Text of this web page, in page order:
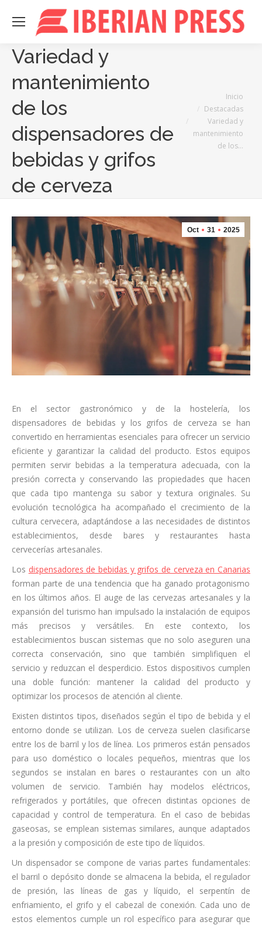
Variedad y
mantenimiento
de los
dispensadores de
bebidas y grifos
de cerveza
Inicio
Destacadas
Variedad y
mantenimiento
de los…
Oct 31 2025
En el sector gastronómico y de la hostelería, los
dispensadores de bebidas y los grifos de cerveza se han
convertido en herramientas esenciales para ofrecer un servicio
eficiente y garantizar la calidad del producto. Estos equipos
permiten servir bebidas a la temperatura adecuada, con la
presión correcta y conservando las propiedades que hacen
que cada tipo mantenga su sabor y textura originales. Su
evolución tecnológica ha acompañado el crecimiento de la
cultura cervecera, adaptándose a las necesidades de distintos
establecimientos, desde bares y restaurantes hasta
cervecerías artesanales.
Los dispensadores de bebidas y grifos de cerveza en Canarias
forman parte de una tendencia que ha ganado protagonismo
en los últimos años. El auge de las cervezas artesanales y la
expansión del turismo han impulsado la instalación de equipos
más precisos y versátiles. En este contexto, los
establecimientos buscan sistemas que no solo aseguren una
correcta conservación, sino que también simplifiquen el
servicio y reduzcan el desperdicio. Estos dispositivos cumplen
una doble función: mantener la calidad del producto y
optimizar los procesos de atención al cliente.
Existen distintos tipos, diseñados según el tipo de bebida y el
entorno donde se utilizan. Los de cerveza suelen clasificarse
entre los de barril y los de línea. Los primeros están pensados
para uso doméstico o locales pequeños, mientras que los
segundos se instalan en bares o restaurantes con un alto
volumen de servicio. También hay modelos eléctricos,
refrigerados y portátiles, que ofrecen distintas opciones de
capacidad y control de temperatura. En el caso de bebidas
gaseosas, se emplean sistemas similares, aunque adaptados
a la presión y composición de este tipo de líquidos.
Un dispensador se compone de varias partes fundamentales:
el barril o depósito donde se almacena la bebida, el regulador
de presión, las líneas de gas y líquido, el serpentín de
enfriamiento, el grifo y el cabezal de conexión. Cada uno de
estos elementos cumple un rol específico para asegurar que